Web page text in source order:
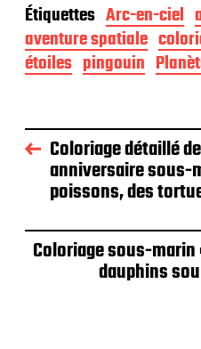
Étiquettes Arc-en-ciel
aventure spatiale
étoiles pingouin
Coloriage détaillé
anniversaire sous-
poissons, des
Coloriage sous-
dauphins